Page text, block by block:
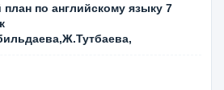
по английскому языку 7